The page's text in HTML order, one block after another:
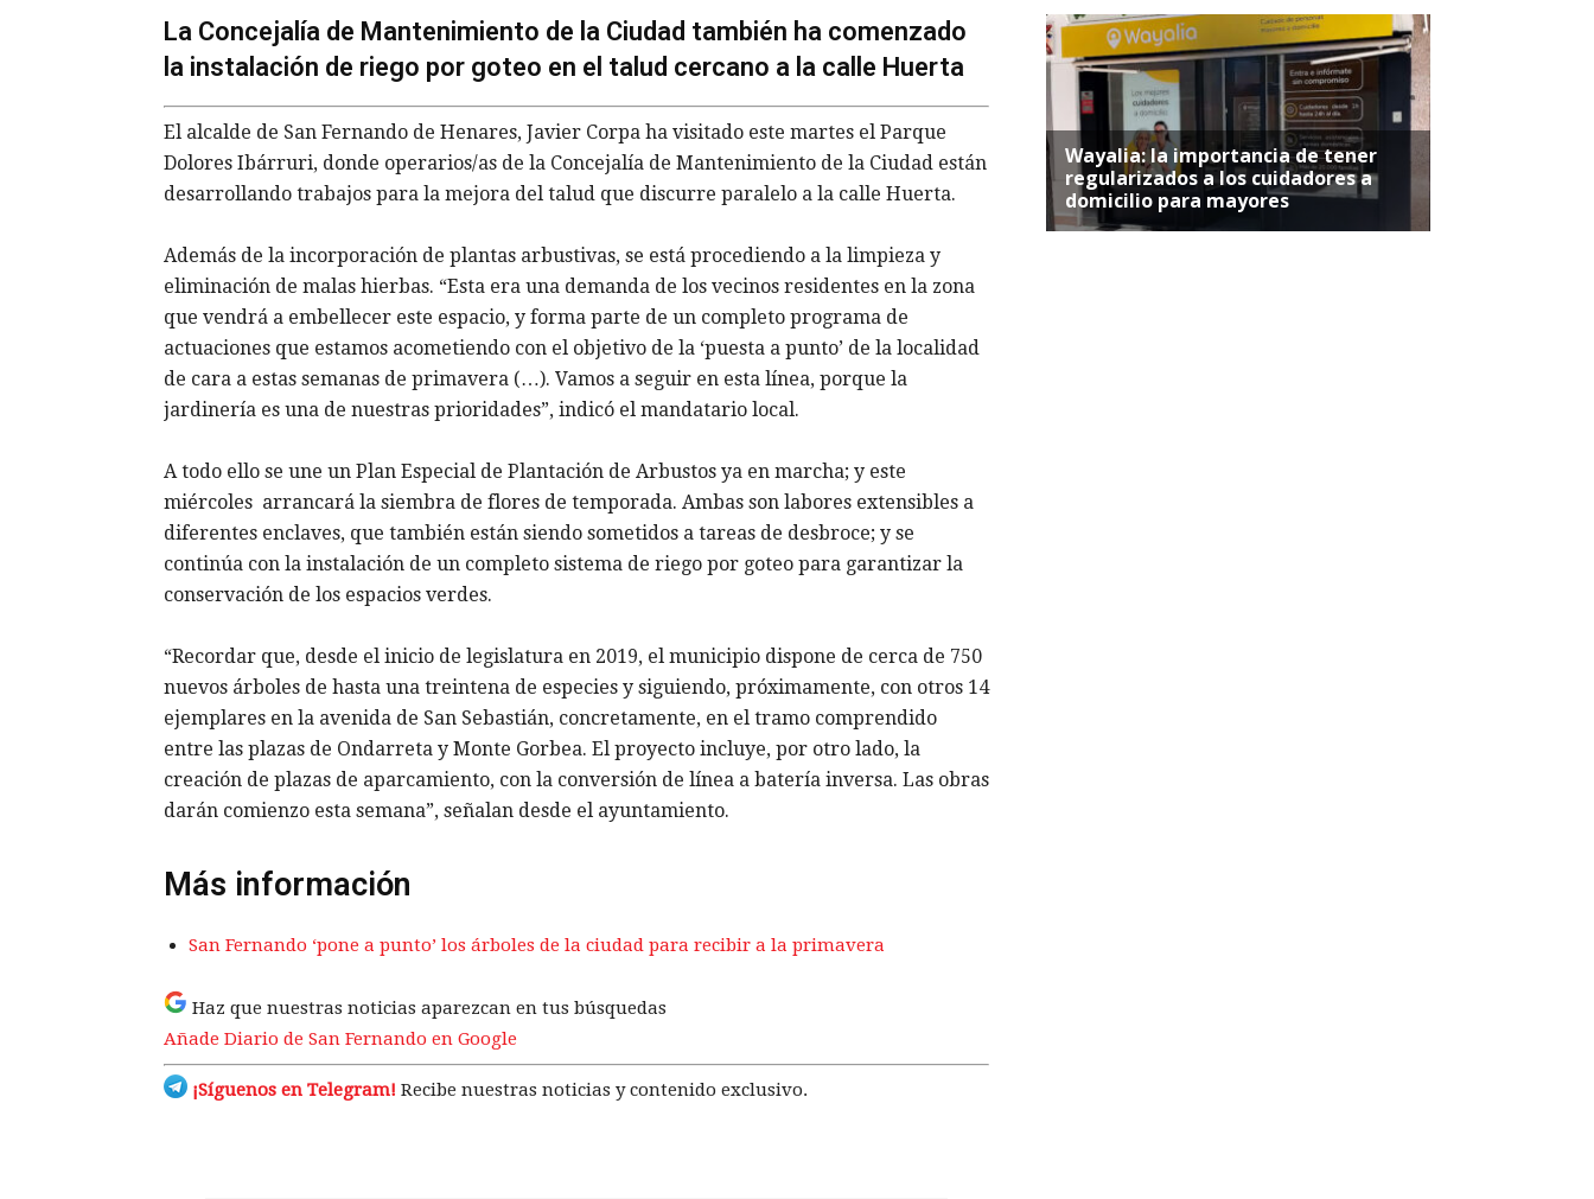
La Concejalía de Mantenimiento de la Ciudad también ha comenzado
la instalación de riego por goteo en el talud cercano a la calle Huerta
El alcalde de San Fernando de Henares, Javier Corpa ha visitado este martes el Parque
Dolores Ibárruri, donde operarios/as de la Concejalía de Mantenimiento de la Ciudad están
desarrollando trabajos para la mejora del talud que discurre paralelo a la calle Huerta.
Además de la incorporación de plantas arbustivas, se está procediendo a la limpieza y
eliminación de malas hierbas. “Esta era una demanda de los vecinos residentes en la zona
que vendrá a embellecer este espacio, y forma parte de un completo programa de
actuaciones que estamos acometiendo con el objetivo de la ‘puesta a punto’ de la localidad
de cara a estas semanas de primavera (…). Vamos a seguir en esta línea, porque la
jardinería es una de nuestras prioridades”, indicó el mandatario local.
A todo ello se une un Plan Especial de Plantación de Arbustos ya en marcha; y este
miércoles arrancará la siembra de flores de temporada. Ambas son labores extensibles a
diferentes enclaves, que también están siendo sometidos a tareas de desbroce; y se
continúa con la instalación de un completo sistema de riego por goteo para garantizar la
conservación de los espacios verdes.
“Recordar que, desde el inicio de legislatura en 2019, el municipio dispone de cerca de 750
nuevos árboles de hasta una treintena de especies y siguiendo, próximamente, con otros 14
ejemplares en la avenida de San Sebastián, concretamente, en el tramo comprendido
entre las plazas de Ondarreta y Monte Gorbea. El proyecto incluye, por otro lado, la
creación de plazas de aparcamiento, con la conversión de línea a batería inversa. Las obras
darán comienzo esta semana”, señalan desde el ayuntamiento.
Más información
San Fernando ‘pone a punto’ los árboles de la ciudad para recibir a la primavera
Haz que nuestras noticias aparezcan en tus búsquedas
Añade Diario de San Fernando en Google
¡Síguenos en Telegram! Recibe nuestras noticias y contenido exclusivo.